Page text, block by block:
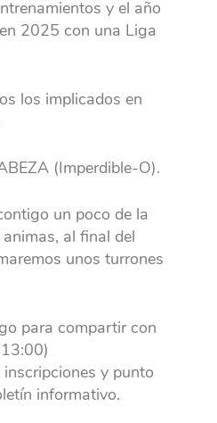
y el año
2025 con una Liga
los implicados en
(Imperdible-O).
un poco de la
al final del
unos turrones
para compartir con
y punto
informativo.